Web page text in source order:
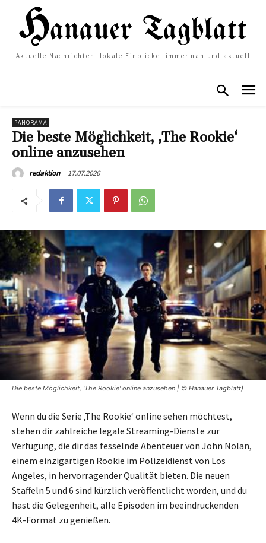
Aktuelle Nachrichten, lokale Einblicke, immer nah und aktuell
PANORAMA
Die beste Möglichkeit, ‚The Rookie‘
online anzusehen
redaktion 17.07.2026
Die beste Möglichkeit, 'The Rookie' online anzusehen | © Hanauer Tagblatt)
Wenn du die Serie ‚The Rookie‘ online sehen möchtest,
stehen dir zahlreiche legale Streaming-Dienste zur
Verfügung, die dir das fesselnde Abenteuer von John Nolan,
einem einzigartigen Rookie im Polizeidienst von Los
Angeles, in hervorragender Qualität bieten. Die neuen
Staffeln 5 und 6 sind kürzlich veröffentlicht worden, und du
hast die Gelegenheit, alle Episoden im beeindruckenden
4K-Format zu genießen.